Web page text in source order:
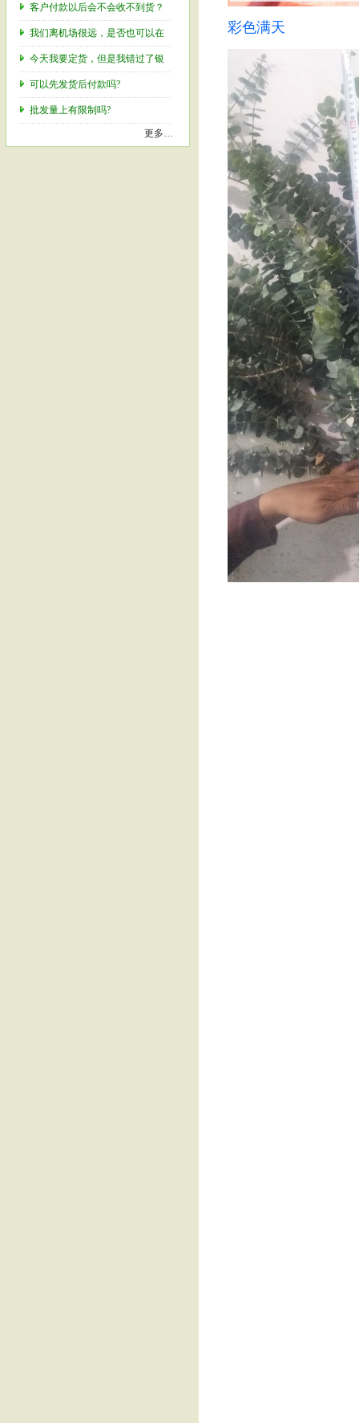
客户付款以后会不会收不到货？
我们离机场很远，是否也可以在
今天我要定货，但是我错过了银
可以先发货后付款吗?
批发量上有限制吗?
更多…
彩色满天